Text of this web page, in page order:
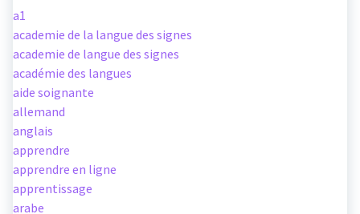
a1
academie de la langue des signes
academie de langue des signes
académie des langues
aide soignante
allemand
anglais
apprendre
apprendre en ligne
apprentissage
arabe